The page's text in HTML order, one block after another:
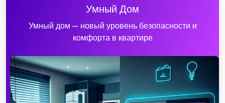
Умный Дом
Умный дом — новый уровень безопасности и
комфорта в квартире